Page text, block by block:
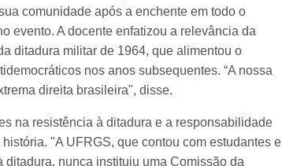
comunidade após a enchente em todo o
evento. A docente enfatizou a relevância da
ditadura militar de 1964, que alimentou o
nos anos subsequentes. “A nossa
direita brasileira", disse.
na resistência à ditadura e a responsabilidade
"A UFRGS, que contou com estudantes e
nunca instituiu uma Comissão da